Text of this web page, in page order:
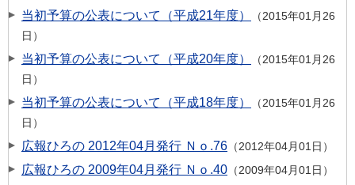
当初予算の公表について（平成21年度）
2015年01月26
日
当初予算の公表について（平成20年度）
2015年01月26
日
当初予算の公表について（平成18年度）
2015年01月26
日
広報ひろの 2012年04月発行 Ｎｏ.76 2012年04月01日
広報ひろの 2009年04月発行 Ｎｏ.40 2009年04月01日